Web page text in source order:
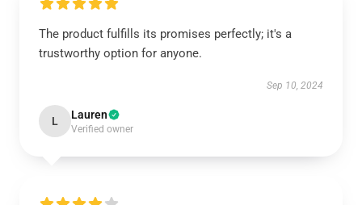
The product fulfills its promises perfectly; it's a
trustworthy option for anyone.
Sep 10, 2024
L Lauren
Verified owner